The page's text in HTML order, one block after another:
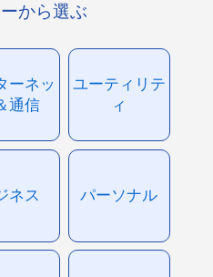
から選ぶ
ーネッ
通信
ユーティリテ
ィ
ネス パーソナル